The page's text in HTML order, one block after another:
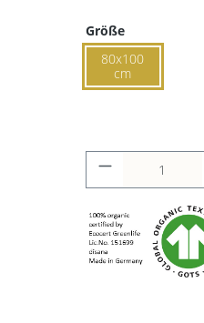
Größe
80x100
cm